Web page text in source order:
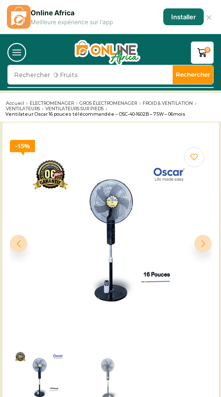
Rechercher 🥛 Milk Rechercher
0
Accueil ELECTROMENAGER GROS ÉLECTROMENAGER
FROID & VENTILATION
VENTILATEURS
VENTILATEURS SUR PIEDS
Ventilateur Oscar 16 pouces télécommandée – OSC-40-1602B – 75W – 06mois
15%
Online Africa
Meilleure expérience sur l'app
Installer ×